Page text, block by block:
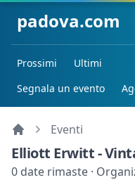
padova.com
Prossimi
Ultimi
Segnala un evento
Eventi
Elliott Erwitt -
0 date rimaste ·